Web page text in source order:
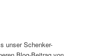
unser Schenker-